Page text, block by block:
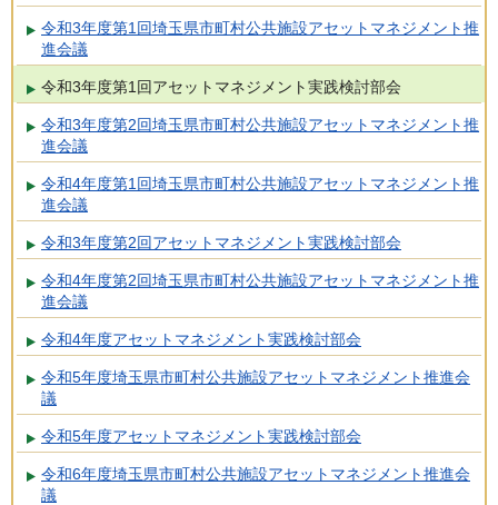
令和3年度第1回埼玉県市町村公共施設アセットマネジメント推
進会議
令和3年度第1回アセットマネジメント実践検討部会
令和3年度第2回埼玉県市町村公共施設アセットマネジメント推
進会議
令和4年度第1回埼玉県市町村公共施設アセットマネジメント推
進会議
令和3年度第2回アセットマネジメント実践検討部会
令和4年度第2回埼玉県市町村公共施設アセットマネジメント推
進会議
令和4年度アセットマネジメント実践検討部会
令和5年度埼玉県市町村公共施設アセットマネジメント推進会
議
令和5年度アセットマネジメント実践検討部会
令和6年度埼玉県市町村公共施設アセットマネジメント推進会
議